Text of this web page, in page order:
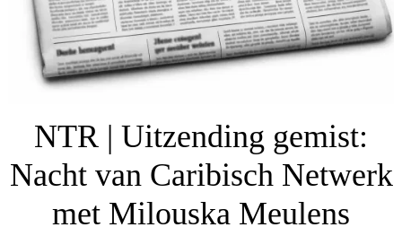
NTR | Uitzending gemist:
Nacht van Caribisch Netwerk
met Milouska Meulens